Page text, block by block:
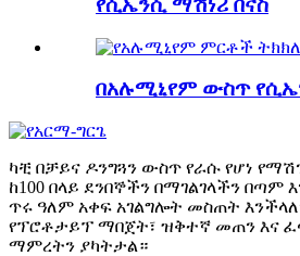
የሲኤንሲ ማሽነሪ በናስ
በአሉሚኒየም ውስጥ
ካቺ በቻይና ዶንግጓን ውስጥ የራሱ የሆነ
ከ100 በላይ ደንበኞችን በማገልገላችን በጣም
ጥሩ ዓለም አቀፍ አገልግሎት መስጠት
የፕሮቶታይፕ ማበጀት፣ ዝቅተኛ መጠን እና
ማምረትን ያካትታል።